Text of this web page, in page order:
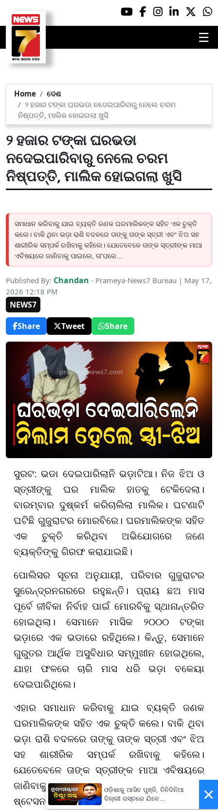
☰
Home
ଦେଶ
୨ ହଜାର ଟଙ୍କା ଘରଭଡା ନଦେଇପାରିବାରୁ ନେଲେ ଚରମ
ନିଷ୍ପତ୍ତି, ମାଲିକ ହୋଇଗଲା ଖୁସି
୨ ହଜାର ଟଙ୍କା ଘରଭଡା
ନଦେଇପାରିବାରୁ ନେଲେ ଚରମ
ନିଷ୍ପତ୍ତି, ମାଲିକ ହୋଇଗଲା ଖୁସି
ସମାଧାନ କରିବାକୁ ଯାଇ ବ୍ୟକ୍ତି ଜଣକ ଘରମାଲିକଙ୍କ ସହିତ ଏକ ଚୁକ୍ତି
କଲେ। ବାକି ଥିବା ଭଡ଼ା ରାଶି ବଦଳରେ ତାଙ୍କୁ ତାଙ୍କ ସ୍ତ୍ରୀ ଏବଂ ଝିଅ ସହ
ଶାରୀରିକ ସମ୍ପର୍କ ରଖିବାକୁ କହିଲେ। ଯେତେବେଳେ ତାଙ୍କ ସ୍ତ୍ରୀଙ୍କ ମାଆ
ଏବିଷୟରେ ଜାଣିବାକୁ ପାଇଲେ, ତା'ପରେ...
Published By: Chandan - Prameya-News7 Bureau | May 17,
2026 12:18 PM
NEWS7
Share
Tweet Share
ସୁରଟ: ଭଡା ଦେଇପାରିଲାନି ଭଡ଼ାଟିଆ। ନିଜ ଝିଅ ଓ
ସ୍ତ୍ରୀଙ୍କୁ ଘର ମାଲିକ ହାତକୁ ଟେକିଦେଲା।
ବାରମ୍ବାର ଦୁଷ୍କର୍ମ କରିଚାଲିଲା ମାଲିକ। ଘଟଣାଟି
ଘଟିଛି ଗୁଜୁରାଟର ମୋରବିରେ। ଘରମାଲିକଙ୍କ ସହିତ
ଏକ ଚୁକ୍ତି କରିଥିବା ଅଭିଯୋଗରେ ଜଣେ
ବ୍ୟକ୍ତିଙ୍କୁ ଗିରଫ କରାଯାଇଛି।
ପୋଲିସର ସୂଚନା ଅନୁଯାୟୀ, ପରିବାର ଗୁଜୁରାଟର
ସୁରେନ୍ଦ୍ରନଗରରେ ରହୁଛନ୍ତି। ପ୍ରାୟ ଛଅ ମାସ
ପୂର୍ବେ ଜୀବିକା ନିର୍ବାହ ପାଇଁ ମୋରବିକୁ ସ୍ଥାନାନ୍ତରିତ
ହୋଇଥିଲା। ସେମାନେ ମାସିକ ୨୦୦୦ ଟଙ୍କା
ଭଡ଼ାରେ ଏକ ଭଡାରେ ରହିଥିଲେ। କିନ୍ତୁ, ସେମାନେ
ଗୁରୁତର ଆର୍ଥିକ ଅସୁବିଧାର ସମ୍ମୁଖୀନ ହୋଇଥିଲେ,
ଯାହା ଫଳରେ ଚାରି ମାସ ଧରି ଭଡ଼ା ବକେୟା
ଦେଇପାରିଥିଲେ।
ଏହାର ସମାଧାନ କରିବାକୁ ଯାଇ ବ୍ୟକ୍ତି ଜଣକ
ଘରମାଲିକଙ୍କ ସହିତ ଏକ ଚୁକ୍ତି କଲେ। ବାକି ଥିବା
ଭଡ଼ା ରାଶି ବଦଳରେ ତାଙ୍କୁ ତାଙ୍କ ସ୍ତ୍ରୀ ଏବଂ ଝିଅ
ସହ ଶାରୀରିକ ସମ୍ପର୍କ ରଖିବାକୁ କହିଲେ।
ଯେତେବେଳେ ତାଙ୍କ ସ୍ତ୍ରୀଙ୍କ ମାଆ ଏବିଷୟରେ
ଜାଣିବାକୁ ପାଇଲେ। ସେ ମୋରବି ପୋଲିସ
ଷ୍ଟେସନରେ ଏକ ଅଭିଯୋଗ ଦାଖଲ କରିଥିଲେ। ×
ଓଡ଼ିଶାକୁ ଆସିବ ପୁଞ୍ଜି, ତିନିଦିନିଆ
ଦିଲ୍ଲୀ ଗସ୍ତରେ ଯିବେ